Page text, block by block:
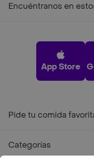
Encuéntranos en
App Store
Pide tu comida
Categorías